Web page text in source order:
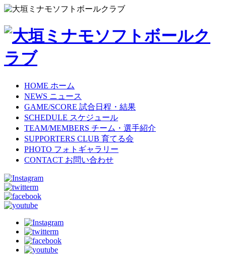
HOME ホーム
NEWS ニュース
GAME/SCORE 試合日程・結果
SCHEDULE スケジュール
TEAM/MEMBERS チーム・選手紹介
SUPPORTERS CLUB 育てる会
PHOTO フォトギャラリー
CONTACT お問い合わせ